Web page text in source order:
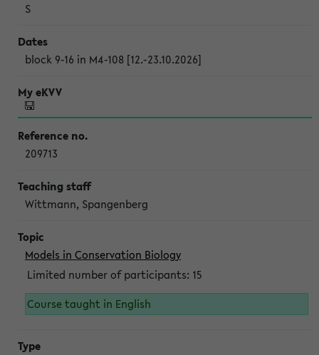
S
block 9-16 in M4-108 [12.-23.10.2026]
209713
Wittmann, Spangenberg
Models in Conservation Biology
Limited number of participants: 15
Course taught in English